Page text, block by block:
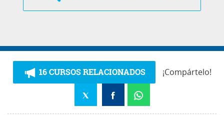
16 CURSOS RELACIONADOS ¡Compártelo!